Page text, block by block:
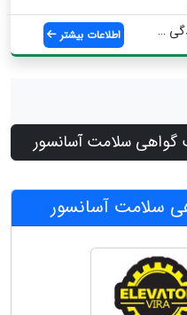
س... اطلاعات بیشتر
گواهی سلامت آسانسور
سلامت آسانسور